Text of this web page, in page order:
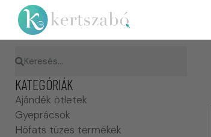
KATEGÓRIÁK
Ajándék ötletek
Gyeprácsok
Höfats tüzes termékek